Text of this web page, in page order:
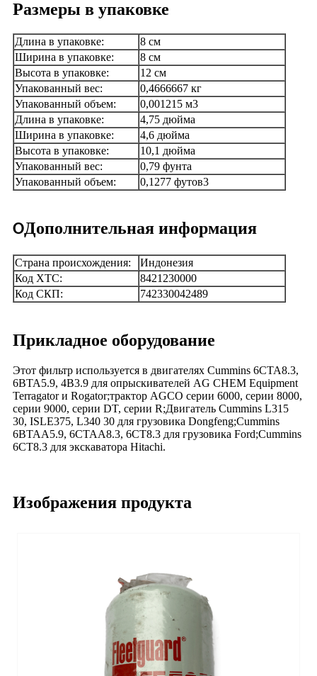
Размеры в упаковке
Длина в упаковке:
8 см
Ширина в упаковке:
8 см
Высота в упаковке:
12 см
Упакованный вес:
0,4666667 кг
Упакованный объем:
0,001215 м3
Длина в упаковке:
4,75 дюйма
Ширина в упаковке:
4,6 дюйма
Высота в упаковке:
10,1 дюйма
Упакованный вес:
0,79 фунта
Упакованный объем:
0,1277 футов3
OДополнительная информация
Страна происхождения:
Индонезия
Код ХТС:
8421230000
Код СКП:
742330042489
Прикладное оборудование
Этот фильтр используется в двигателях Cummins 6CTA8.3,
6BTA5.9, 4B3.9 для опрыскивателей AG CHEM Equipment
Terragator и Rogator;трактор AGCO серии 6000, серии 8000,
серии 9000, серии DT, серии R;Двигатель Cummins L315
30, ISLE375, L340 30 для грузовика Dongfeng;Cummins
6BTAA5.9, 6CTAA8.3, 6CT8.3 для грузовика Ford;Cummins
6CT8.3 для экскаватора Hitachi.
Изображения продукта